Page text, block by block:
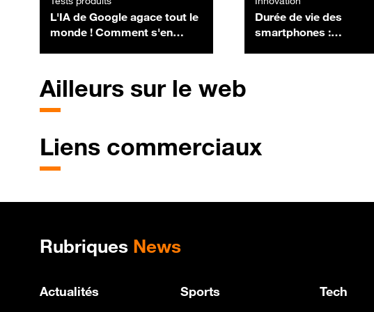
L'IA de Google agace tout le
monde ! Comment s'en
Durée de vie des
smartphones :
Ailleurs sur le web
Liens commerciaux
Plan de site
Rubriques News
Actualités Sports Tech